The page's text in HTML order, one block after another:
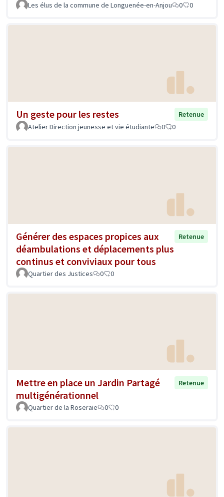
Les élus de la commune de Longuenée-en-Anjou 0 0
Un geste pour les restes
Retenue
Atelier Direction jeunesse et vie étudiante
0 0
Générer des espaces propices aux
déambulations et déplacements plus
continus et conviviaux pour tous
Retenue
Quartier des Justices 0 0
Mettre en place un Jardin Partagé
multigénérationnel
Retenue
Quartier de la Roseraie 0 0